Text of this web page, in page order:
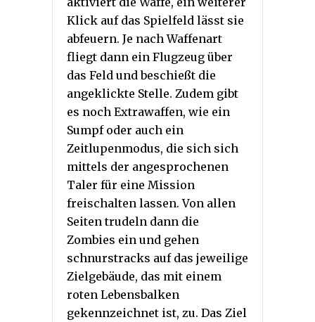
Klick auf das Spielfeld lässt sie
abfeuern. Je nach Waffenart
fliegt dann ein Flugzeug über
das Feld und beschießt die
angeklickte Stelle. Zudem gibt
es noch Extrawaffen, wie ein
Sumpf oder auch ein
Zeitlupenmodus, die sich sich
mittels der angesprochenen
Taler für eine Mission
freischalten lassen. Von allen
Seiten trudeln dann die
Zombies ein und gehen
schnurstracks auf das jeweilige
Zielgebäude, das mit einem
roten Lebensbalken
gekennzeichnet ist, zu. Das Ziel